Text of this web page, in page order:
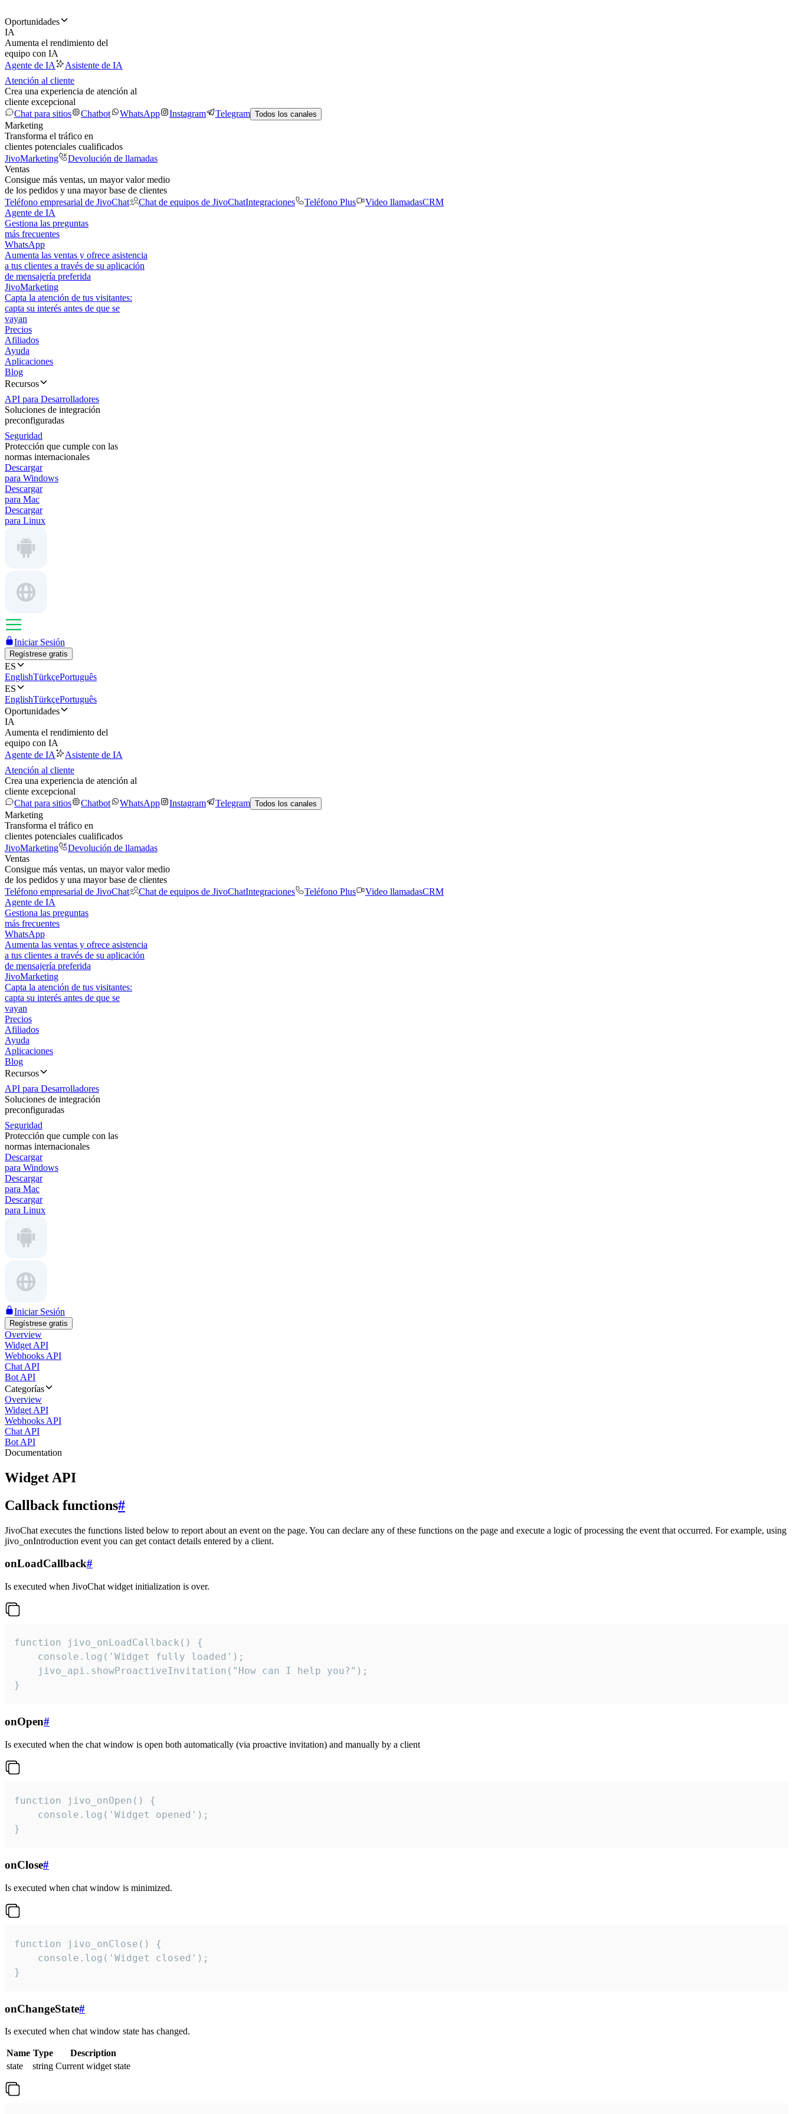
Oportunidades
IA
Aumenta el rendimiento del
equipo con IA
Agente de IA
Asistente de IA
Atención al cliente
Crea una experiencia de atención al
cliente excepcional
Chat para sitios
Chatbot WhatsApp Instagram Telegram Todos los canales
Marketing
Transforma el tráfico en
clientes potenciales cualificados
JivoMarketing
Devolución de llamadas
Ventas
Consigue más ventas, un mayor valor medio
de los pedidos y una mayor base de clientes
Teléfono empresarial de JivoChat
Chat de equipos de JivoChatIntegraciones Teléfono Plus Video llamadasCRM
Agente de IA
Gestiona las preguntas
más frecuentes
WhatsApp
Aumenta las ventas y ofrece asistencia
a tus clientes a través de su aplicación
de mensajería preferida
JivoMarketing
Capta la atención de tus visitantes:
capta su interés antes de que se
vayan
Precios
Afiliados
Ayuda
Aplicaciones
Blog
Recursos
API para Desarrolladores
Soluciones de integración
preconfiguradas
Seguridad
Protección que cumple con las
normas internacionales
Descargar
para Windows
Descargar
para Mac
Descargar
para Linux
Iniciar Sesión
Regístrese gratis
ES
EnglishTürkçePortuguês
ES
EnglishTürkçePortuguês
Oportunidades
IA
Aumenta el rendimiento del
equipo con IA
Agente de IA
Asistente de IA
Atención al cliente
Crea una experiencia de atención al
cliente excepcional
Chat para sitios
Chatbot WhatsApp Instagram Telegram Todos los canales
Marketing
Transforma el tráfico en
clientes potenciales cualificados
JivoMarketing
Devolución de llamadas
Ventas
Consigue más ventas, un mayor valor medio
de los pedidos y una mayor base de clientes
Teléfono empresarial de JivoChat
Chat de equipos de JivoChatIntegraciones Teléfono Plus Video llamadasCRM
Agente de IA
Gestiona las preguntas
más frecuentes
WhatsApp
Aumenta las ventas y ofrece asistencia
a tus clientes a través de su aplicación
de mensajería preferida
JivoMarketing
Capta la atención de tus visitantes:
capta su interés antes de que se
vayan
Precios
Afiliados
Ayuda
Aplicaciones
Blog
Recursos
API para Desarrolladores
Soluciones de integración
preconfiguradas
Seguridad
Protección que cumple con las
normas internacionales
Descargar
para Windows
Descargar
para Mac
Descargar
para Linux
Iniciar Sesión
Regístrese gratis
Overview
Widget API
Webhooks API
Chat API
Bot API
Categorías
Overview
Widget API
Webhooks API
Chat API
Bot API
Documentation
Widget API
Callback functions#
JivoChat executes the functions listed below to report about an event on the page. You can declare any of these functions on the page and execute a logic of processing the event that occurred. For example, using
jivo_onIntroduction event you can get contact details entered by a client.
onLoadCallback#
Is executed when JivoChat widget initialization is over.
function jivo_onLoadCallback() {
    console.log('Widget fully loaded');
    jivo_api.showProactiveInvitation("How can I help you?");
}
onOpen#
Is executed when the chat window is open both automatically (via proactive invitation) and manually by a client
function jivo_onOpen() {
    console.log('Widget opened');
}
onClose#
Is executed when chat window is minimized.
function jivo_onClose() {
    console.log('Widget closed');
}
onChangeState#
Is executed when chat window state has changed.
Name Type
Description
state
string Current widget state